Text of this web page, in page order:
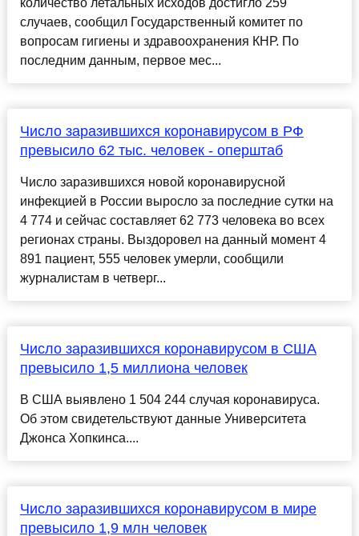
случаев, сообщил Государственный комитет по
вопросам гигиены и здравоохранения КНР. По
последним данным, первое мес...
Число заразившихся коронавирусом в РФ
превысило 62 тыс. человек - оперштаб
Число заразившихся новой коронавирусной
инфекцией в России выросло за последние сутки на
4 774 и сейчас составляет 62 773 человека во всех
регионах страны. Выздоровел на данный момент 4
891 пациент, 555 человек умерли, сообщили
журналистам в четверг...
Число заразившихся коронавирусом в США
превысило 1,5 миллиона человек
В США выявлено 1 504 244 случая коронавируса.
Об этом свидетельствуют данные Университета
Джонса Хопкинса....
Число заразившихся коронавирусом в мире
превысило 1,9 млн человек